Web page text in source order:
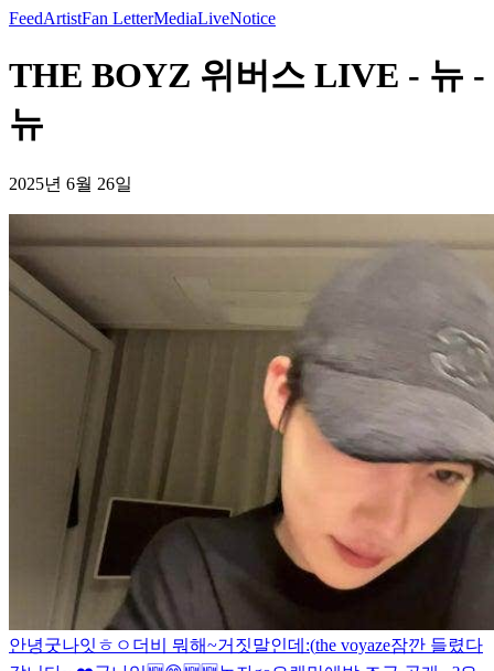
FeedArtistFan LetterMediaLiveNotice
THE BOYZ 위버스 LIVE - 뉴 -
뉴
2025년 6월 26일
안녕굿나잇 ㅎㅇ 더비 뭐해~거짓말인데 :(the voyaze잠깐 들렸다